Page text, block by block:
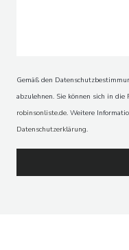
Gemäß den
abzulehnen. Sie können sich in
robinsonliste.de. Weitere
Datenschutzerklärung.